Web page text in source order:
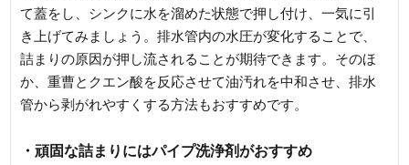
て蓋をし、シンクに水を溜めた状態で押し付け、一気に引
き上げてみましょう。排水管内の水圧が変化することで、
詰まりの原因が押し流されることが期待できます。そのほ
か、重曹とクエン酸を反応させて油汚れを中和させ、排水
管から剥がれやすくする方法もおすすめです。
・頑固な詰まりにはパイプ洗浄剤がおすすめ